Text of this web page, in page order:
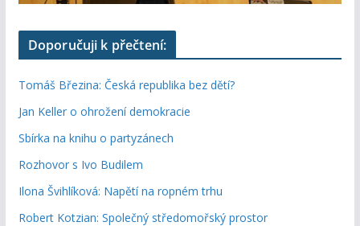
Doporučuji k přečtení:
Tomáš Březina: Česká republika bez dětí?
Jan Keller o ohrožení demokracie
Sbírka na knihu o partyzánech
Rozhovor s Ivo Budilem
Ilona Švihlíková: Napětí na ropném trhu
Robert Kotzian: Společný středomořský prostor